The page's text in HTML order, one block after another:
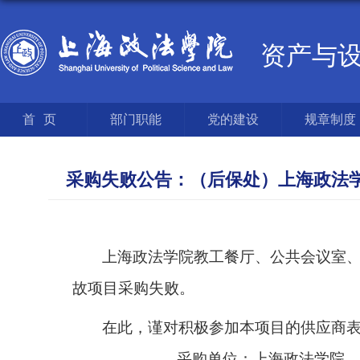
资产与
首页 部门职能 党的建设 规章制度
采购失败公告：（后保处）上海政法
上海政法学院教工餐厅、公共会议室
故项目采购失败。
在此，谨对积极参加本项目的供应商